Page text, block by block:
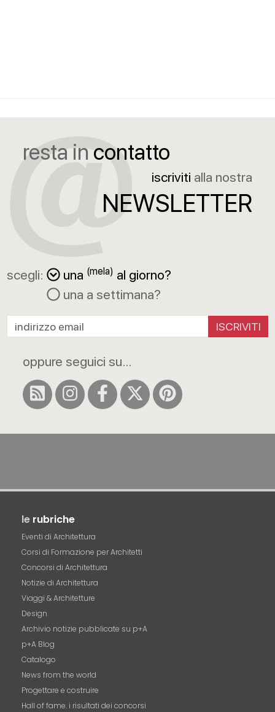
resta in contatto
iscriviti alla nostra
NEWSLETTER
scegli: una (mela) al giorno?
una a settimana?
ISCRIVITI
oppure seguici su...
le rubriche
Eventi di Architettura
Corsi di Formazione per Architetti
Concorsi di Architettura
Notizie di Architettura
Viaggi & Architetture
Design
Archivio notizie pubblicate su p+A
p+A Blog
Catalogo
News from the world
Progettare e costruire
Hall of fame. i risultati dei concorsi